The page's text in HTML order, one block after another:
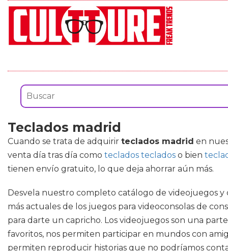
Teclados madrid
Cuando se trata de adquirir teclados madrid en
venta día tras día como teclados teclados o bien
tienen envío gratuito, lo que deja ahorrar aún más.
Desvela nuestro completo catálogo de videojuegos y
más actuales de los juegos para videoconsolas de
para darte un capricho. Los videojuegos son una
favoritos, nos permiten participar en mundos con
permiten reproducir historias que no podríamos